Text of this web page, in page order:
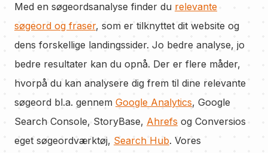
Med en søgeordsanalyse finder du relevante
søgeord og fraser, som er tilknyttet dit website og
dens forskellige landingssider. Jo bedre analyse, jo
bedre resultater kan du opnå. Der er flere måder,
hvorpå du kan analysere dig frem til dine relevante
søgeord bl.a. gennem Google Analytics, Google
Search Console, StoryBase, Ahrefs og Conversios
eget søgeordværktøj, Search Hub. Vores